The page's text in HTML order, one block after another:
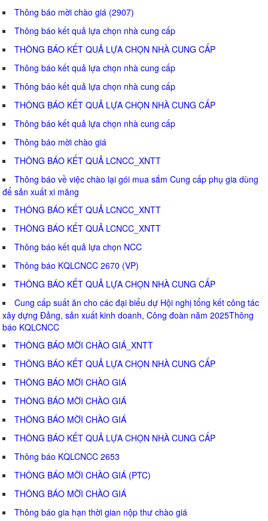
Thông báo mời chào giá (2907)
Thông báo kết quả lựa chọn nhà cung cấp
THÔNG BÁO KẾT QUẢ LỰA CHỌN NHÀ CUNG CẤP
Thông báo kết quả lựa chọn nhà cung cấp
Thông báo kết quả lựa chọn nhà cung cấp
THÔNG BÁO KẾT QUẢ LỰA CHỌN NHÀ CUNG CẤP
Thông báo kết quả lựa chọn nhà cung cấp
Thông báo mời chào giá
THÔNG BÁO KẾT QUẢ LCNCC_XNTT
Thông báo về việc chào lại gói mua sắm Cung cấp phụ gia dùng
để sản xuất xi măng
THÔNG BÁO KẾT QUẢ LCNCC_XNTT
THÔNG BÁO KẾT QUẢ LCNCC_XNTT
Thông báo kết quả lựa chọn NCC
Thông báo KQLCNCC 2670 (VP)
THÔNG BÁO KẾT QUẢ LỰA CHỌN NHÀ CUNG CẤP
Cung cấp suất ăn cho các đại biểu dự Hội nghị tổng kết công tác
xây dựng Đảng, sản xuất kinh doanh, Công đoàn năm 2025Thông
báo KQLCNCC
THÔNG BÁO MỜI CHÀO GIÁ_XNTT
THÔNG BÁO KẾT QUẢ LỰA CHỌN NHÀ CUNG CẤP
THÔNG BÁO MỜI CHÀO GIÁ
THÔNG BÁO MỜI CHÀO GIÁ
THÔNG BÁO MỜI CHÀO GIÁ
THÔNG BÁO KẾT QUẢ LỰA CHỌN NHÀ CUNG CẤP
Thông báo KQLCNCC 2653
THÔNG BÁO MỜI CHÀO GIÁ (PTC)
THÔNG BÁO MỜI CHÀO GIÁ
Thông báo gia hạn thời gian nộp thư chào giá